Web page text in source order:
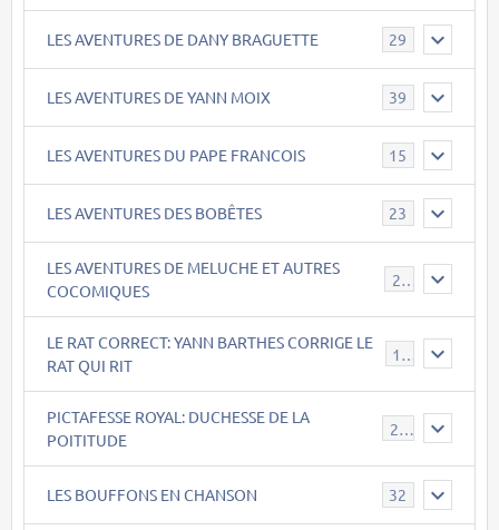
LES AVENTURES DE DANY BRAGUETTE 29
LES AVENTURES DE YANN MOIX 39
LES AVENTURES DU PAPE FRANCOIS 15
LES AVENTURES DES BOBÊTES 23
LES AVENTURES DE MELUCHE ET AUTRES
COCOMIQUES
22
LE RAT CORRECT: YANN BARTHES CORRIGE LE
RAT QUI RIT
15
PICTAFESSE ROYAL: DUCHESSE DE LA
POITITUDE
23
LES BOUFFONS EN CHANSON 32